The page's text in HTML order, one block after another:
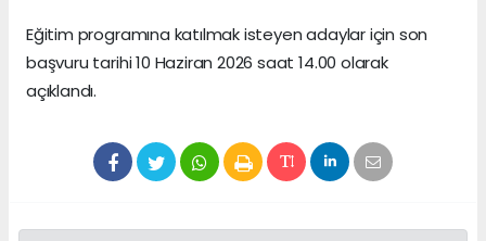
Eğitim programına katılmak isteyen adaylar için son
başvuru tarihi 10 Haziran 2026 saat 14.00 olarak
açıklandı.